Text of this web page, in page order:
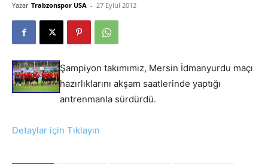
Yazar Trabzonspor USA - 27 Eylül 2012
Şampiyon takımımız, Mersin İdmanyurdu maçı
hazırlıklarını akşam saatlerinde yaptığı
antrenmanla sürdürdü.
Detaylar için Tıklayın